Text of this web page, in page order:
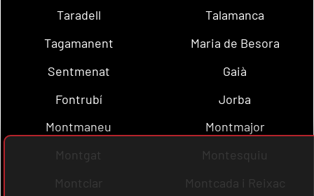
Taradell
Talamanca
Tagamanent
Maria de Besora
Sentmenat
Gaià
Fontrubí
Jorba
Montmaneu
Montmajor
Montgat
Montesquiu
Montclar
Montcada i Reixac